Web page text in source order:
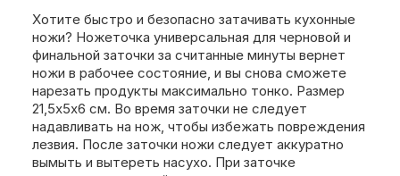
Хотите быстро и безопасно затачивать кухонные
ножи? Ножеточка универсальная для черновой и
финальной заточки за считанные минуты вернет
ножи в рабочее состояние, и вы снова сможете
нарезать продукты максимально тонко. Размер
21,5х5х6 см. Во время заточки не следует
надавливать на нож, чтобы избежать повреждения
лезвия. После заточки ножи следует аккуратно
вымыть и вытереть насухо. При заточке